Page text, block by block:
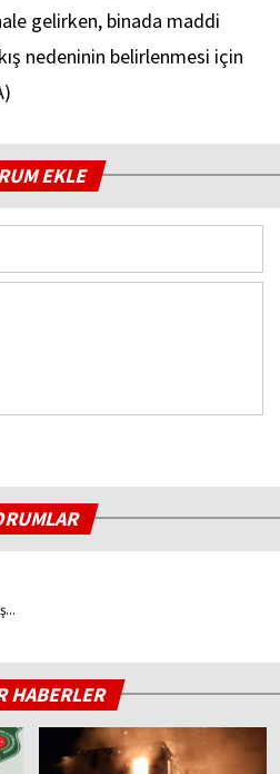
gelirken, binada maddi
nedeninin belirlenmesi için
EKLE
HABERLER